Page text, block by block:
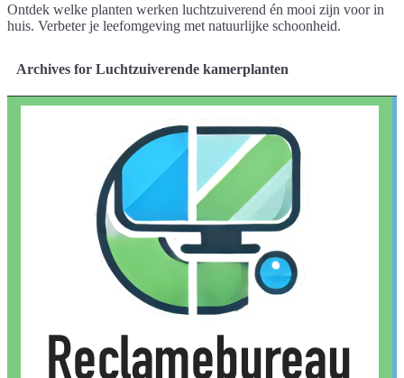
Ontdek welke planten werken luchtzuiverend én mooi zijn voor in
huis. Verbeter je leefomgeving met natuurlijke schoonheid.
Archives for Luchtzuiverende kamerplanten